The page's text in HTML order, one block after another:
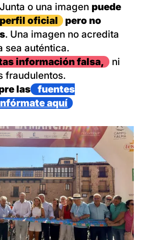
o una imagen puede
oficial
pero no
. Una imagen no acredita
sea auténtica.
información falsa,
ni
fraudulentos.
las
fuentes
aquí